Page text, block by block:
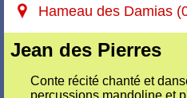
Hameau des Damias
Jean des Pierres
Conte récité chanté et
percussions mandoline et